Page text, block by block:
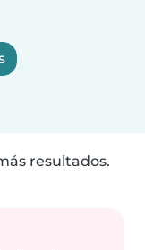
resultados.